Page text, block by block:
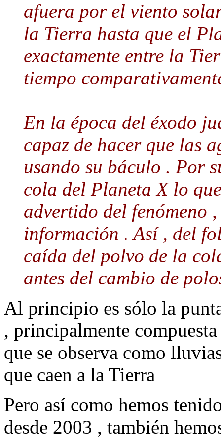
afuera por el viento
la Tierra hasta que el
exactamente entre la
tiempo
En la época del éxodo
capaz de hacer que las
usando su báculo . Por
cola del Planeta X lo
advertido del fenómeno
información . Así , del
caída del polvo de la
antes del cambio de
Al principio es sólo la
, principalmente
que se observa como
que caen a la Tierra
Pero así como hemos
desde 2003 , también